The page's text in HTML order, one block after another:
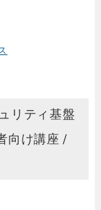
リティ基盤
向け講座 /